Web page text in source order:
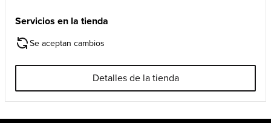
Servicios en la tienda
Se aceptan cambios
Detalles de la tienda